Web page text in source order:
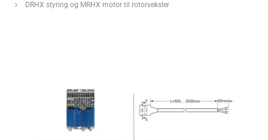
DRHX styring og MRHX motor til rotorveksler